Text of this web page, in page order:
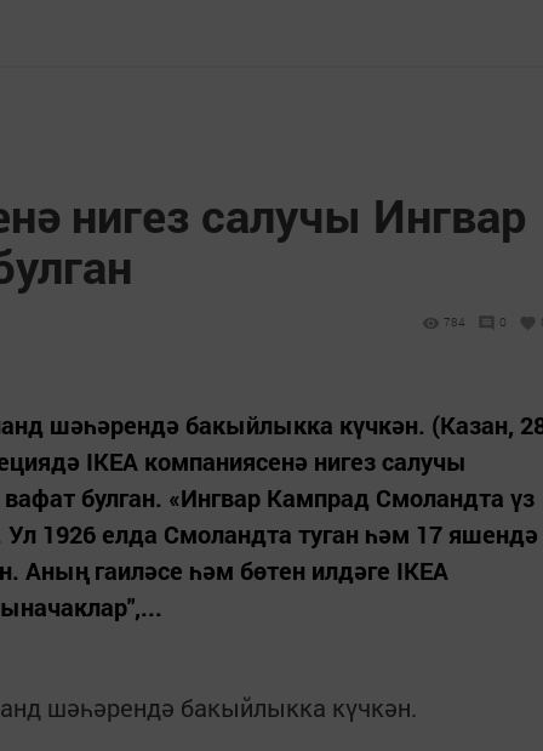
нигез салучы Ингвар
784 0
шәһәрендә бакыйлыкка күчкән. (Казан,
IKEA компаниясенә нигез салучы
булган. «Ингвар Кампрад Смоландта үз
1926 елда Смоландта туган һәм 17 яшендә
Аның гаиләсе һәм бөтен илдәге IKEA
шәһәрендә бакыйлыкка күчкән.